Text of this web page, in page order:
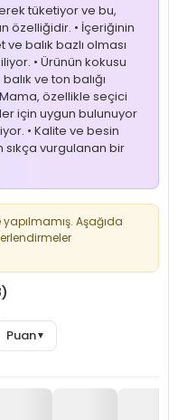
tüketiyor ve bu,
özelliğidir. • İçeriğinin
balık bazlı olması
• Ürünün kokusu
ve ton balığı
özellikle seçici
için uygun bulunuyor
• Kalite ve besin
sıkça vurgulanan bir
Aşağıda
Puan▼